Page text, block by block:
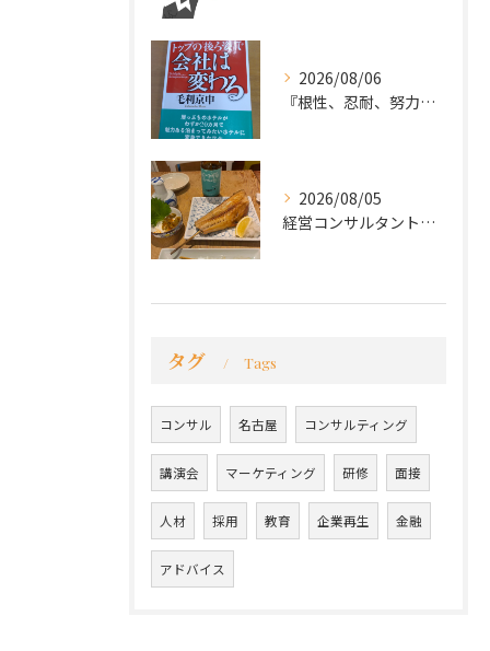
2026/08/06
『根性、忍耐、努力という言葉は死語なのか』
2026/08/05
経営コンサルタントのモーちゃん・毛利京申です。
タグ Tags
コンサル 名古屋 コンサルティング
講演会 マーケティング 研修 面接
人材 採用 教育 企業再生 金融
アドバイス